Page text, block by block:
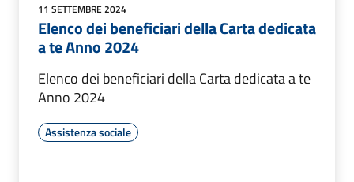
11 SETTEMBRE 2024
Elenco dei beneficiari della Carta dedicata
a te Anno 2024
Elenco dei beneficiari della Carta dedicata a te
Anno 2024
Assistenza sociale